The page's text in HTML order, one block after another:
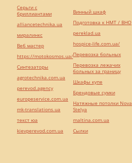
Серьги с
бриллиантами
alliancetechnika.ua
миралинкс
Веб мастер
https://motokosmos.ua/
Синтезаторы
agrotechnika.com.ua
perevod.agency
europeservice.com.ua
mk-translations.ua
текст юа
kievperevod.com.ua
Винный шкаф
Подготовка к НМТ / ВНО
pereklad.ua
hospice-life.com.ua/
Перевозка больных
Перевозка лежачих
больных за границу
Шкафы купе
Брендовые сумки
Натяжные потолки Nova
Stelya
maltina.com.ua
Cылки